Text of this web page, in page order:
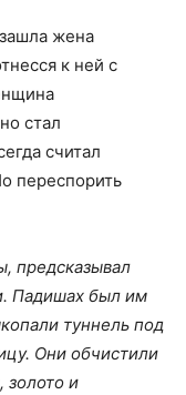
жена
к ней с
стал
считал
переспорить
предсказывал
Падишах был им
туннель под
Они обчистили
золото и